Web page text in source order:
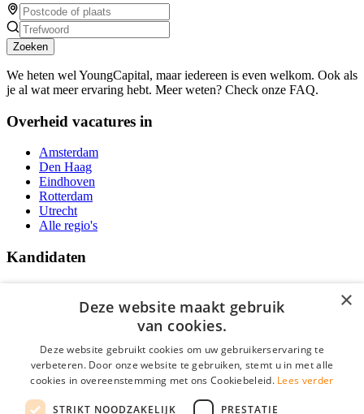
Zoeken
We heten wel YoungCapital, maar iedereen is even welkom. Ook als
je al wat meer ervaring hebt. Meer weten? Check onze FAQ.
Overheid vacatures in
Amsterdam
Den Haag
Eindhoven
Rotterdam
Utrecht
Alle regio's
Kandidaten
Vacatures
Over Vacatures Overheid Online
YoungCapital IOS App
YoungCapital Android App
×
Deze website maakt gebruik
van cookies.
Deze website gebruikt cookies om uw gebruikerservaring te
verbeteren. Door onze website te gebruiken, stemt u in met alle
cookies in overeenstemming met ons Cookiebeleid. Lees verder
STRIKT NOODZAKELIJK PRESTATIE